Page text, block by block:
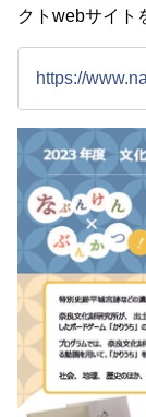
クトwebサイト
https://